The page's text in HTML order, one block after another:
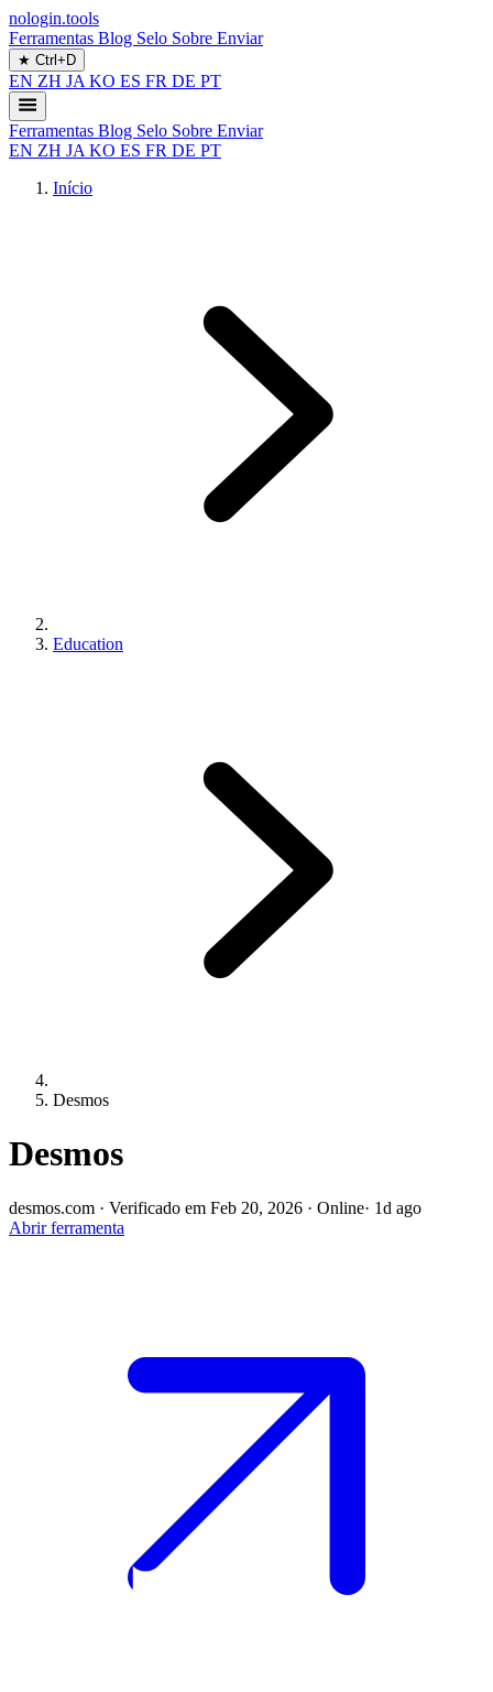
nologin.tools
Ferramentas Blog Selo Sobre Enviar
★ Ctrl+D
EN ZH JA KO ES FR DE PT
Ferramentas Blog Selo Sobre Enviar
EN ZH JA KO ES FR DE PT
Início
Education
Desmos
Desmos
desmos.com · Verificado em Feb 20, 2026 · Online· 1d ago
Abrir ferramenta